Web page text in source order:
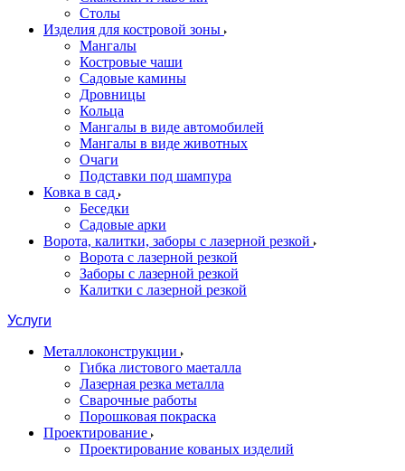
Столы
Изделия для костровой зоны
Мангалы
Костровые чаши
Садовые камины
Дровницы
Кольца
Мангалы в виде автомобилей
Мангалы в виде животных
Очаги
Подставки под шампура
Ковка в сад
Беседки
Садовые арки
Ворота, калитки, заборы с лазерной резкой
Ворота с лазерной резкой
Заборы с лазерной резкой
Калитки с лазерной резкой
Услуги
Металлоконструкции
Гибка листового маеталла
Лазерная резка металла
Сварочные работы
Порошковая покраска
Проектирование
Проектирование кованых изделий